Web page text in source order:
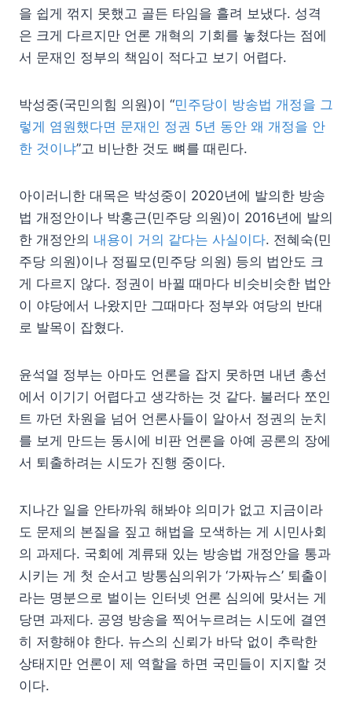
을 쉽게 꺾지 못했고 골든 타임을 흘려 보냈다. 성격
은 크게 다르지만 언론 개혁의 기회를 놓쳤다는 점에
서 문재인 정부의 책임이 적다고 보기 어렵다.
박성중(국민의힘 의원)이 “민주당이 방송법 개정을 그
렇게 염원했다면 문재인 정권 5년 동안 왜 개정을 안
한 것이냐”고 비난한 것도 뼈를 때린다.
아이러니한 대목은 박성중이 2020년에 발의한 방송
법 개정안이나 박홍근(민주당 의원)이 2016년에 발의
한 개정안의 내용이 거의 같다는 사실이다. 전혜숙(민
주당 의원)이나 정필모(민주당 의원) 등의 법안도 크
게 다르지 않다. 정권이 바뀔 때마다 비슷비슷한 법안
이 야당에서 나왔지만 그때마다 정부와 여당의 반대
로 발목이 잡혔다.
윤석열 정부는 아마도 언론을 잡지 못하면 내년 총선
에서 이기기 어렵다고 생각하는 것 같다. 불러다 쪼인
트 까던 차원을 넘어 언론사들이 알아서 정권의 눈치
를 보게 만드는 동시에 비판 언론을 아예 공론의 장에
서 퇴출하려는 시도가 진행 중이다.
지나간 일을 안타까워 해봐야 의미가 없고 지금이라
도 문제의 본질을 짚고 해법을 모색하는 게 시민사회
의 과제다. 국회에 계류돼 있는 방송법 개정안을 통과
시키는 게 첫 순서고 방통심의위가 ‘가짜뉴스’ 퇴출이
라는 명분으로 벌이는 인터넷 언론 심의에 맞서는 게
당면 과제다. 공영 방송을 찍어누르려는 시도에 결연
히 저향해야 한다. 뉴스의 신뢰가 바닥 없이 추락한
상태지만 언론이 제 역할을 하면 국민들이 지지할 것
이다.